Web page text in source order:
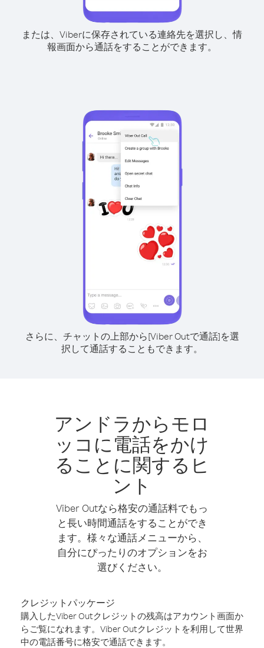
または、Viberに保存されている連絡先を選択し、情
報画面から通話をすることができます。
さらに、チャットの上部から[Viber Outで通話]を選
択して通話することもできます。
アンドラからモロ
ッコに電話をかけ
ることに関するヒ
ント
Viber Outなら格安の通話料でもっ
と長い時間通話をすることができ
ます。様々な通話メニューから、
自分にぴったりのオプションをお
選びください。
クレジットパッケージ
購入したViber Outクレジットの残高はアカウント画面か
らご覧になれます。Viber Outクレジットを利用して世界
中の電話番号に格安で通話できます。